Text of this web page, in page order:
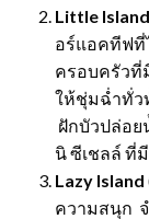
Little Island
อร์แอคทีฟที่
ครอบครัวที่
ให้ชุ่มฉ่ำทั่ว
ฝักบัวปล่อ
นิ ซีเชลล์ ที่
Lazy Island
ความสนุก จ